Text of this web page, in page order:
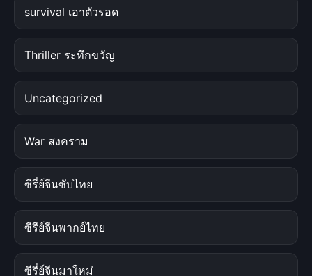
survival เอาตัวรอด
Thriller ระทึกขวัญ
Uncategorized
War สงคราม
ซีรี่ย์จีนซับไทย
ซีรีย์จีนพากย์ไทย
ซีรี่ย์จีนมาใหม่